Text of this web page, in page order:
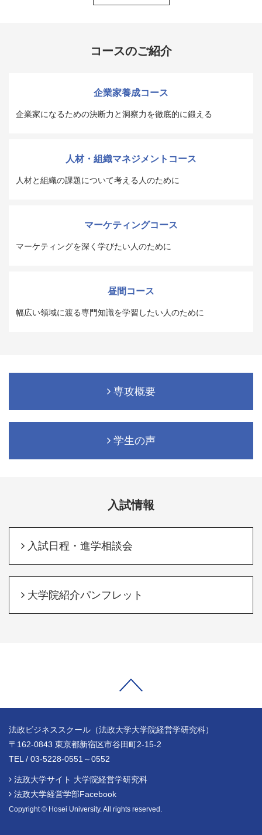
コースのご紹介
企業家養成コース
企業家になるための決断力と洞察力を徹底的に鍛える
人材・組織マネジメントコース
人材と組織の課題について考える人のために
マーケティングコース
マーケティングを深く学びたい人のために
昼間コース
幅広い領域に渡る専門知識を学習したい人のために
専攻概要
学生の声
入試情報
入試日程・進学相談会
大学院紹介パンフレット
法政ビジネススクール（法政大学大学院経営学研究科）
〒162-0843 東京都新宿区市谷田町2-15-2
TEL / 03-5228-0551～0552
法政大学サイト 大学院経営学研究科
法政大学経営学部Facebook
Copyright © Hosei University. All rights reserved.